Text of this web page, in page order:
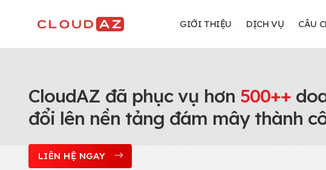
GIỚI THIỆU DỊCH VỤ CÂU
CloudAZ đã phục vụ hơn 500++
đổi lên nền tảng đám mây thành
LIÊN HỆ NGAY